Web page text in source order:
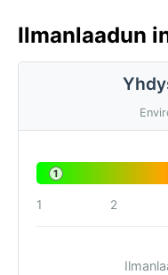
Ilmanlaadun
1
1 2